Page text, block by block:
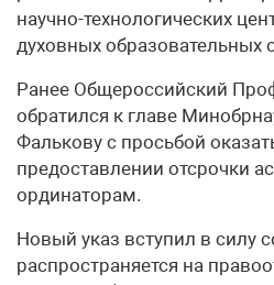
научно-технологических
духовных образовательных
Ранее Общероссийский
обратился к главе
Фалькову с просьбой
предоставлении отсрочки
ординаторам.
Новый указ вступил в силу
распространяется на